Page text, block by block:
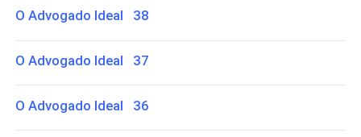
O Advogado Ideal 38
O Advogado Ideal 37
O Advogado Ideal 36